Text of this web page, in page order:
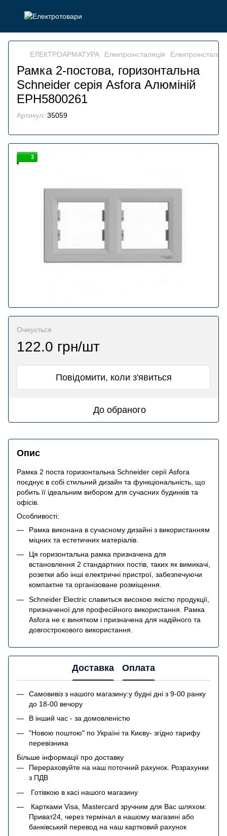
ЕЛЕКТРОАРМАТУРА Електроінсталяція
Рамка 2-постова, горизонтальна
Schneider серія Asfora Алюміній
EPH5800261
Артикул: 35059
3
Очікується
122.0 грн/шт
Повідомити, коли з'явиться
До обраного
Опис
Рамка 2 поста горизонтальна Schneider серії Asfora
поєднує в собі стильний дизайн та функціональність, що
робить її ідеальним вибором для сучасних будинків та
офісів.
Особливості:
Рамка виконана в сучасному дизайні з використанням
міцних та естетичних матеріалів.
Ця горизонтальна рамка призначена для
встановлення 2 стандартних постів, таких як вимикачі,
розетки або інші електричні пристрої, забезпечуючи
компактне та організоване розміщення.
Schneider Electric славиться високою якістю продукції,
призначеної для професійного використання. Рамка
Asfora не є винятком і призначена для надійного та
довгострокового використання.
Доставка Оплата
Самовивіз з нашого магазину:у будні дні з 9-00 ранку
до 18-00 вечору
В інший час - за домовленістю
"Новою поштою" по Україні та Києву- згідно тарифу
перевізника
Більше інформації про доставку
Перераховуйте на наш поточний рахунок. Розрахунки
з ПДВ
Готівкою в касі нашого магазину
Картками Visa, Mastercard зручним для Вас шляхом:
Приват24, через термінал в нашому магазині або
банківський перевод на наш картковий рахунок